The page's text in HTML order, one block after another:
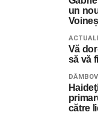
un
Vă
să vă
către